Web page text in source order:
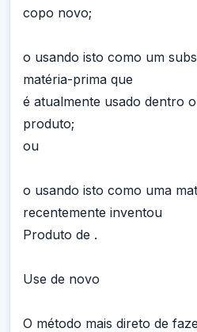
copo novo;
o usando isto como um
matéria-prima que
é atualmente usado dentro
produto;
ou
o usando isto como uma
recentemente inventou
Produto de .
Use de novo
O método mais direto de